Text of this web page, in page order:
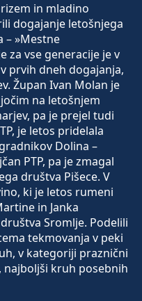
in mladino
dogajanje letošnjega
– »Mestne
za vse generacije je v
prvih dneh dogajanja,
Župan Ivan Molan je
na letošnjem
pa je prejel tudi
je letos pridelala
Dolina –
PTP, pa je zmagal
društva Pišece. V
ki je letos rumeni
in Janka
Sromlje. Podelili
tekmovanja v peki
v kategoriji praznični
najboljši kruh posebnih